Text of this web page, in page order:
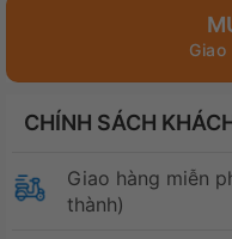
CHÍNH SÁCH
Giao hàng miễn
thành)